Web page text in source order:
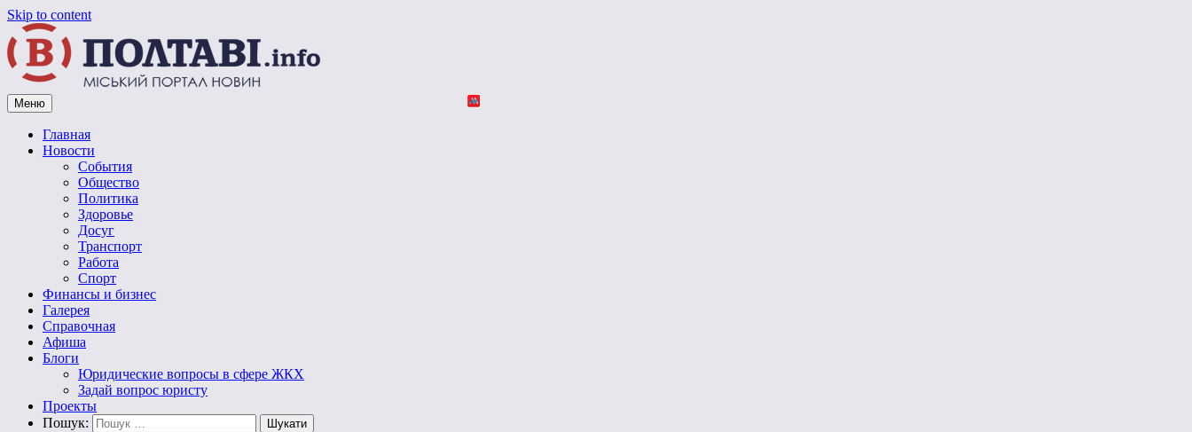
Skip to content
Vpoltave.info
Полтавский портал новостей
Меню
Главная
Новости
События
Общество
Политика
Здоровье
Досуг
Транспорт
Работа
Спорт
Финансы и бизнес
Галерея
Справочная
Афиша
Блоги
Юридические вопросы в сфере ЖКХ
Задай вопрос юристу
Проекты
Пошук: